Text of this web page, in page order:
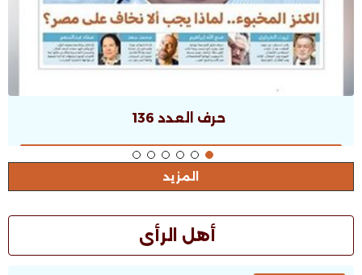
حرف العدد 136
المزيد
أهل الرأى